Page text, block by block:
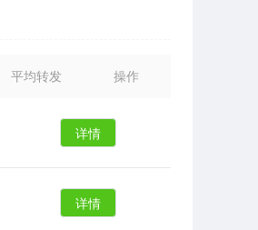
平均转发 操作
详情
详情